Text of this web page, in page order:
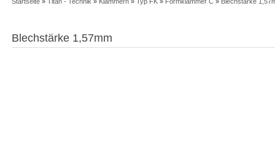
Blechstärke 1,57mm